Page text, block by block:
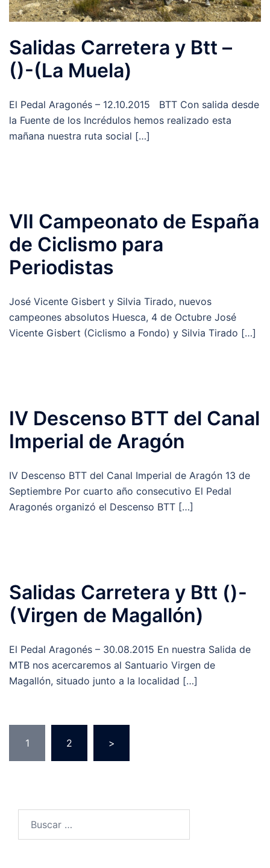
Salidas Carretera y Btt –
()-(La Muela)
El Pedal Aragonés – 12.10.2015 BTT Con salida desde
la Fuente de los Incrédulos hemos realizado esta
mañana nuestra ruta social […]
VII Campeonato de España
de Ciclismo para
Periodistas
José Vicente Gisbert y Silvia Tirado, nuevos
campeones absolutos Huesca, 4 de Octubre José
Vicente Gisbert (Ciclismo a Fondo) y Silvia Tirado […]
IV Descenso BTT del Canal
Imperial de Aragón
IV Descenso BTT del Canal Imperial de Aragón 13 de
Septiembre Por cuarto año consecutivo El Pedal
Aragonés organizó el Descenso BTT […]
Salidas Carretera y Btt ()-
(Virgen de Magallón)
El Pedal Aragonés – 30.08.2015 En nuestra Salida de
MTB nos acercaremos al Santuario Virgen de
Magallón, situado junto a la localidad […]
entradas
1 2 >